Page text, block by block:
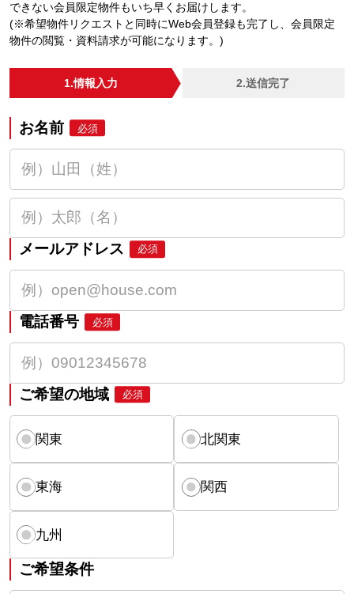
できない会員限定物件もいち早くお届けします。
(※希望物件リクエストと同時にWeb会員登録も完了し、会員限定
物件の閲覧・資料請求が可能になります。)
1.情報入力 2.送信完了
お名前 必須
メールアドレス 必須
電話番号 必須
ご希望の地域 必須
関東 北関東
東海 関西
九州
ご希望条件